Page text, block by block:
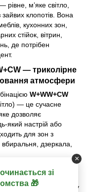
м’яке світло,
клопотів. Вона
кухонних зон,
стійок, вітрин,
де потрібен
— триколірне
атмосфери
W+WW+CW
— це сучасне
дозволяє
який настрій або
для зон з
вбиральня, дзеркала,
стрічці дає змогу
м’якого теплого до
стабілізованого блоку
×
зі
🎁